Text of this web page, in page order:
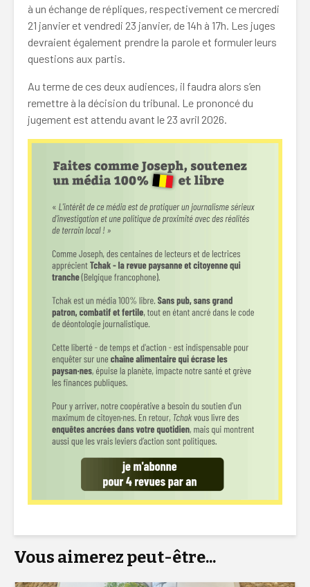
à un échange de répliques, respectivement ce mercredi
21 janvier et vendredi 23 janvier, de 14h à 17h. Les juges
devraient également prendre la parole et formuler leurs
questions aux partis.
Au terme de ces deux audiences, il faudra alors s’en
remettre à la décision du tribunal. Le prononcé du
jugement est attendu avant le 23 avril 2026.
Vous aimerez peut-être...